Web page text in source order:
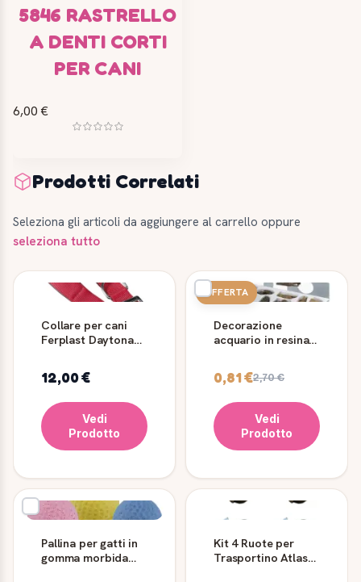
5846 RASTRELLO
A DENTI CORTI
PER CANI
6,00 €
Prodotti Correlati
Seleziona gli articoli da aggiungere al carrello oppure
seleziona tutto
Collare per cani
Ferplast Daytona
12,00 €
Vedi
Prodotto
OFFERTA
Decorazione
acquario in resina
0,81 €2,70 €
Vedi
Prodotto
Pallina per gatti in
gomma morbida
Kit 4 Ruote per
Trasportino Atlas